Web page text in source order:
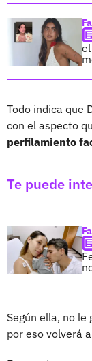
Todo indica que
con el aspecto
perfilamiento
Te puede
Según ella, no
por eso volverá